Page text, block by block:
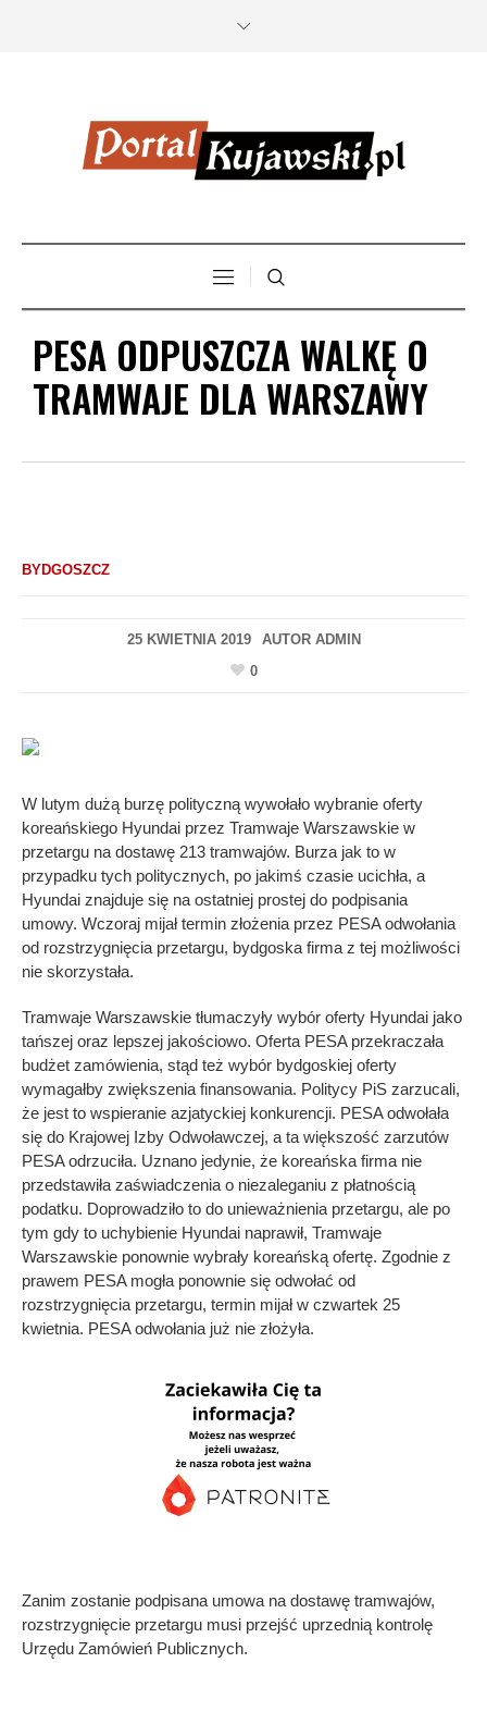
PESA ODPUSZCZA WALKĘ O
TRAMWAJE DLA WARSZAWY
BYDGOSZCZ
25 KWIETNIA 2019 AUTOR ADMIN
0
W lutym dużą burzę polityczną wywołało wybranie oferty
koreańskiego Hyundai przez Tramwaje Warszawskie w
przetargu na dostawę 213 tramwajów. Burza jak to w
przypadku tych politycznych, po jakimś czasie ucichła, a
Hyundai znajduje się na ostatniej prostej do podpisania
umowy. Wczoraj mijał termin złożenia przez PESA odwołania
od rozstrzygnięcia przetargu, bydgoska firma z tej możliwości
nie skorzystała.
Tramwaje Warszawskie tłumaczyły wybór oferty Hyundai jako
tańszej oraz lepszej jakościowo. Oferta PESA przekraczała
budżet zamówienia, stąd też wybór bydgoskiej oferty
wymagałby zwiększenia finansowania. Politycy PiS zarzucali,
że jest to wspieranie azjatyckiej konkurencji. PESA odwołała
się do Krajowej Izby Odwoławczej, a ta większość zarzutów
PESA odrzuciła. Uznano jedynie, że koreańska firma nie
przedstawiła zaświadczenia o niezaleganiu z płatnością
podatku. Doprowadziło to do unieważnienia przetargu, ale po
tym gdy to uchybienie Hyundai naprawił, Tramwaje
Warszawskie ponownie wybrały koreańską ofertę. Zgodnie z
prawem PESA mogła ponownie się odwołać od
rozstrzygnięcia przetargu, termin mijał w czwartek 25
kwietnia. PESA odwołania już nie złożyła.
Zanim zostanie podpisana umowa na dostawę tramwajów,
rozstrzygnięcie przetargu musi przejść uprzednią kontrolę
Urzędu Zamówień Publicznych.